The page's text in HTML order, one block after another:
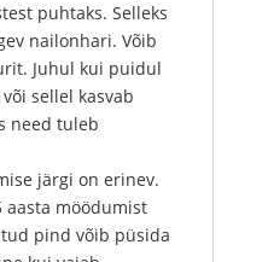
puhtaks. Selleks
nailonhari. Võib
Juhul kui puidul
sellel kasvab
need tuleb
järgi on erinev.
aasta möödumist
pind võib püsida